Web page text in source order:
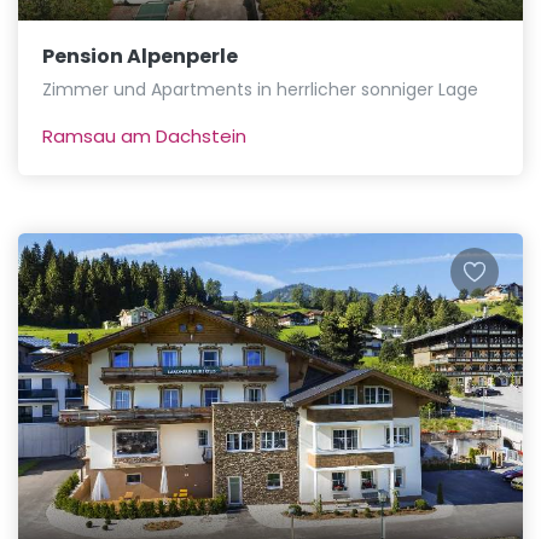
Pension Alpenperle
Zimmer und Apartments in herrlicher sonniger Lage
Ramsau am Dachstein